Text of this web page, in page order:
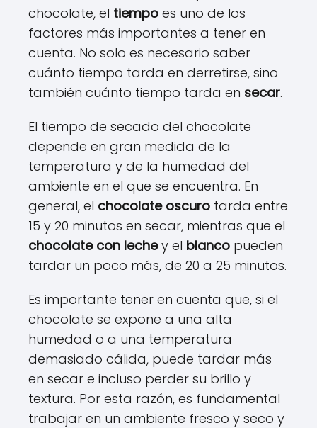
chocolate, el tiempo es uno de los
factores más importantes a tener en
cuenta. No solo es necesario saber
cuánto tiempo tarda en derretirse, sino
también cuánto tiempo tarda en secar.
El tiempo de secado del chocolate
depende en gran medida de la
temperatura y de la humedad del
ambiente en el que se encuentra. En
general, el chocolate oscuro tarda entre
15 y 20 minutos en secar, mientras que el
chocolate con lechey el blanco pueden
tardar un poco más, de 20 a 25 minutos.
Es importante tener en cuenta que, si el
chocolate se expone a una alta
humedad o a una temperatura
demasiado cálida, puede tardar más
en secar e incluso perder su brillo y
textura. Por esta razón, es fundamental
trabajar en un ambiente fresco y seco y